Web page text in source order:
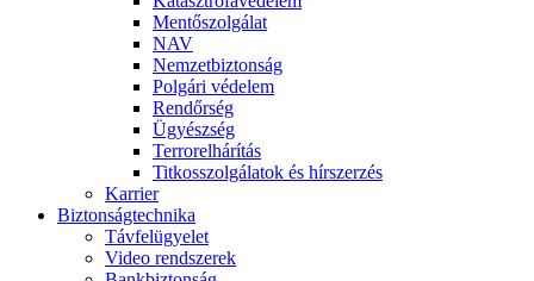
Mentőszolgálat
NAV
Nemzetbiztonság
Polgári védelem
Rendőrség
Ügyészség
Terrorelhárítás
Titkosszolgálatok és hírszerzés
Karrier
Biztonságtechnika
Távfelügyelet
Video rendszerek